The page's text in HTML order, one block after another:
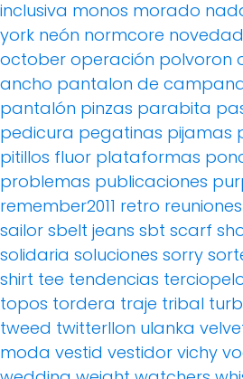
inclusiva monos morado
york neón normcore
october operación polvoron
ancho pantalon de
pantalón pinzas parabita
pedicura pegatinas pijamas
pitillos fluor plataformas
problemas publicaciones
remember2011 retro reuniones
sailor sbelt jeans sbt scarf
solidaria soluciones sorry
shirt tee tendencias
topos tordera traje tribal
tweed twitterllon ulanka
moda vestid vestidor vichy